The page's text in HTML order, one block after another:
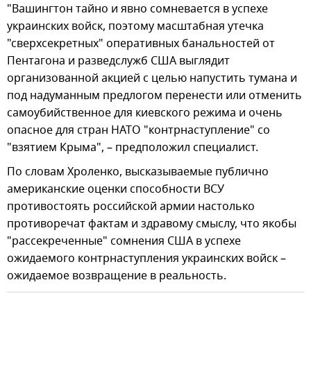
"Вашингтон тайно и явно сомневается в успехе
украинских войск, поэтому масштабная утечка
"сверхсекретных" оперативных банальностей от
Пентагона и разведслужб США выглядит
организованной акцией с целью напустить тумана и
под надуманным предлогом перенести или отменить
самоубийственное для киевского режима и очень
опасное для стран НАТО "контрнаступление" со
"взятием Крыма", – предположил специалист.
По словам Хроленко, высказываемые публично
американские оценки способности ВСУ
противостоять российской армии настолько
противоречат фактам и здравому смыслу, что якобы
"рассекреченные" сомнения США в успехе
ожидаемого контрнаступления украинских войск –
ожидаемое возвращение в реальность.